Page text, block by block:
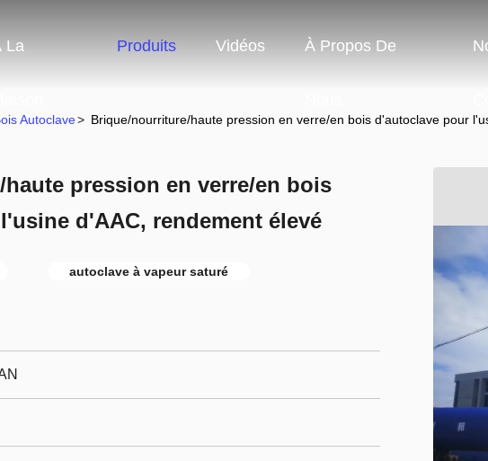
La Produits Vidéos À Propos De
Autoclave> Brique/nourriture/haute pression en verre/en bois d'autoclave pour
pression en verre/en bois
d'AAC, rendement élevé
autoclave à vapeur saturé